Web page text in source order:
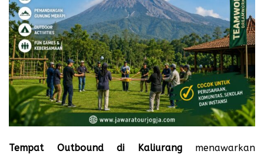
Tempat Outbound di Kaliurangmenawarkan